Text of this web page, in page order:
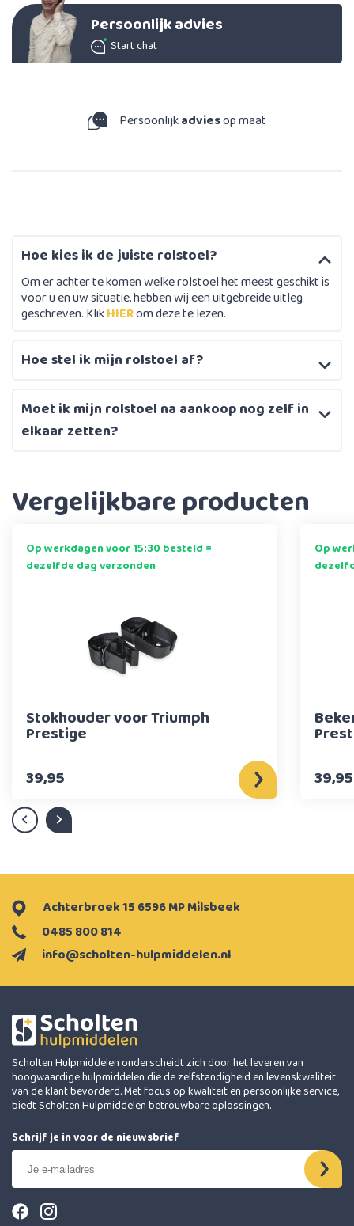
Persoonlijk advies
Start chat
Persoonlijkadviesop maat
Hoe kies ik de juiste rolstoel?
Om er achter te komen welke rolstoel het meest geschikt is
voor u en uw situatie, hebben wij een uitgebreide uitleg
geschreven. KlikHIERom deze te lezen.
Hoe stel ik mijn rolstoel af?
Moet ik mijn rolstoel na aankoop nog zelf in
elkaar zetten?
Vergelijkbare producten
Op werkdagen voor 15:30 besteld =
dezelfde dag verzonden
Stokhouder voor Triumph
Prestige
39,95
Op
39,95
info@scholten-hulpmiddelen.nl
0485 800 814
Achterbroek 15 6596 MP Milsbeek
Scholten Hulpmiddelen onderscheidt zich door het leveren van
hoogwaardige hulpmiddelen die de zelfstandigheid en levenskwaliteit
van de klant bevorderd. Met focus op kwaliteit en persoonlijke service,
biedt Scholten Hulpmiddelen betrouwbare oplossingen.
Schrijf je in voor de nieuwsbrief